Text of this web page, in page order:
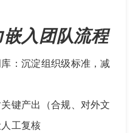
入团队流程
：沉淀组织级标准，减
键产出（合规、对外文
工复核